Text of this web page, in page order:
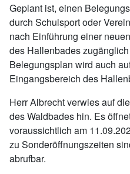
Geplant ist, einen
durch Schulsport oder
nach Einführung einer
des Hallenbades
Belegungsplan wird auch
Eingangsbereich des
Herr Albrecht verwies auf
des Waldbades hin. Es
voraussichtlich am
zu Sonderöffnungszeiten
abrufbar.